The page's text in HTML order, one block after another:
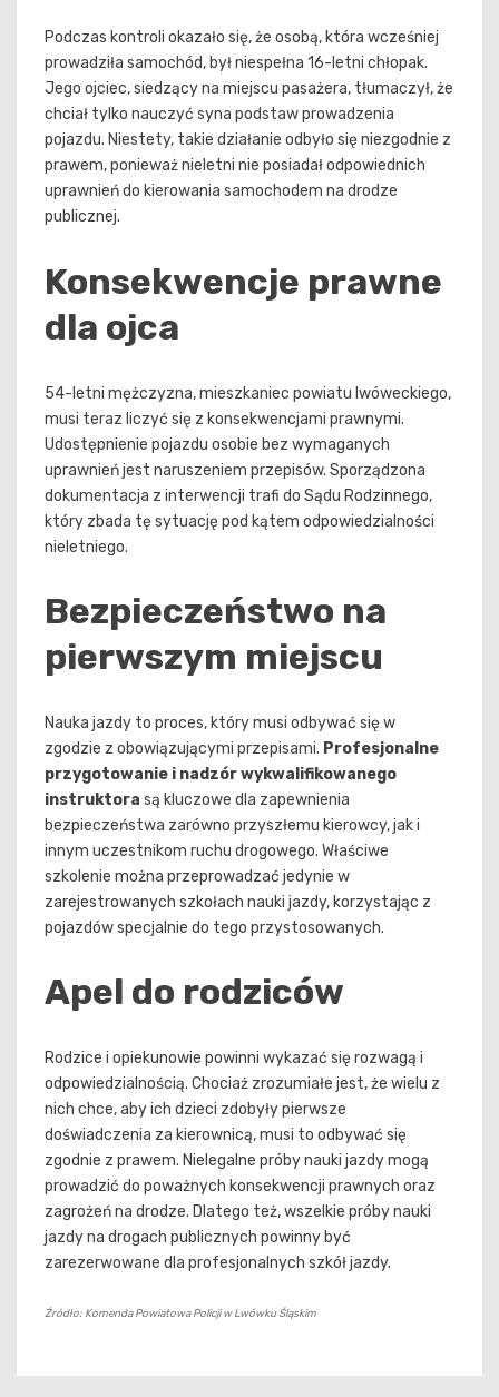
Podczas kontroli okazało się, że osobą, która wcześniej
prowadziła samochód, był niespełna 16-letni chłopak.
Jego ojciec, siedzący na miejscu pasażera, tłumaczył, że
chciał tylko nauczyć syna podstaw prowadzenia
pojazdu. Niestety, takie działanie odbyło się niezgodnie z
prawem, ponieważ nieletni nie posiadał odpowiednich
uprawnień do kierowania samochodem na drodze
publicznej.
Konsekwencje prawne
dla ojca
54-letni mężczyzna, mieszkaniec powiatu lwóweckiego,
musi teraz liczyć się z konsekwencjami prawnymi.
Udostępnienie pojazdu osobie bez wymaganych
uprawnień jest naruszeniem przepisów. Sporządzona
dokumentacja z interwencji trafi do Sądu Rodzinnego,
który zbada tę sytuację pod kątem odpowiedzialności
nieletniego.
Bezpieczeństwo na
pierwszym miejscu
Nauka jazdy to proces, który musi odbywać się w
zgodzie z obowiązującymi przepisami. Profesjonalne
przygotowanie i nadzór wykwalifikowanego
instruktora są kluczowe dla zapewnienia
bezpieczeństwa zarówno przyszłemu kierowcy, jak i
innym uczestnikom ruchu drogowego. Właściwe
szkolenie można przeprowadzać jedynie w
zarejestrowanych szkołach nauki jazdy, korzystając z
pojazdów specjalnie do tego przystosowanych.
Apel do rodziców
Rodzice i opiekunowie powinni wykazać się rozwagą i
odpowiedzialnością. Chociaż zrozumiałe jest, że wielu z
nich chce, aby ich dzieci zdobyły pierwsze
doświadczenia za kierownicą, musi to odbywać się
zgodnie z prawem. Nielegalne próby nauki jazdy mogą
prowadzić do poważnych konsekwencji prawnych oraz
zagrożeń na drodze. Dlatego też, wszelkie próby nauki
jazdy na drogach publicznych powinny być
zarezerwowane dla profesjonalnych szkół jazdy.
Źródło: Komenda Powiatowa Policji w Lwówku Śląskim